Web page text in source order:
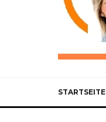
STARTSEITE